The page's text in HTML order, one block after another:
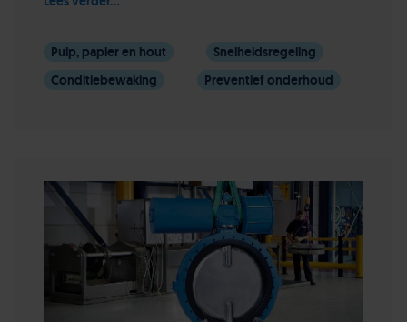
Pulp, papier en hout
Snelheidsregeling
Conditiebewaking
Preventief onderhoud